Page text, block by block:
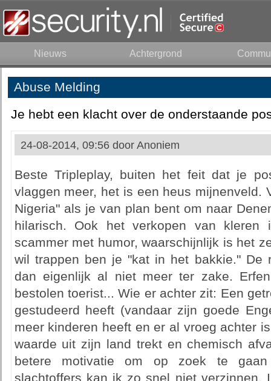
Nieuws Achtergrond
Abuse Melding
Je hebt een klacht over de onderstaande
24-08-2014, 09:56 door Anoniem
Beste Tripleplay, buiten het feit dat je
vlaggen meer, het is een heus mijnenveld.
Nigeria" als je van plan bent om naar
hilarisch. Ook het verkopen van kleren
scammer met humor, waarschijnlijk is het
wil trappen ben je "kat in het bakkie." De
dan eigenlijk al niet meer ter zake.
bestolen toerist... Wie er achter zit: Een
gestudeerd heeft (vandaar zijn goede
meer kinderen heeft en er al vroeg achter
waarde uit zijn land trekt en chemisch
betere motivatie om op zoek te gaan
slachtoffers kan ik zo snel niet verzinnen.